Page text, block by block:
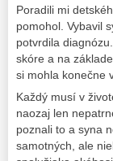
Poradili mi
pomohol. Vybavil
potvrdila
skóre a na
si mohla konečne
Každý musí v
naozaj len
poznali to a syna
samotných, ale